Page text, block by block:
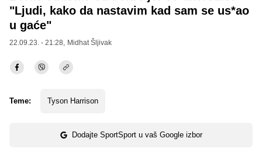
"Ljudi, kako da nastavim kad sam se us*ao
u gaće"
22.09.23. - 21:28, Midhat Šljivak
Teme: Tyson Harrison
Dodajte SportSport u vaš Google izbor